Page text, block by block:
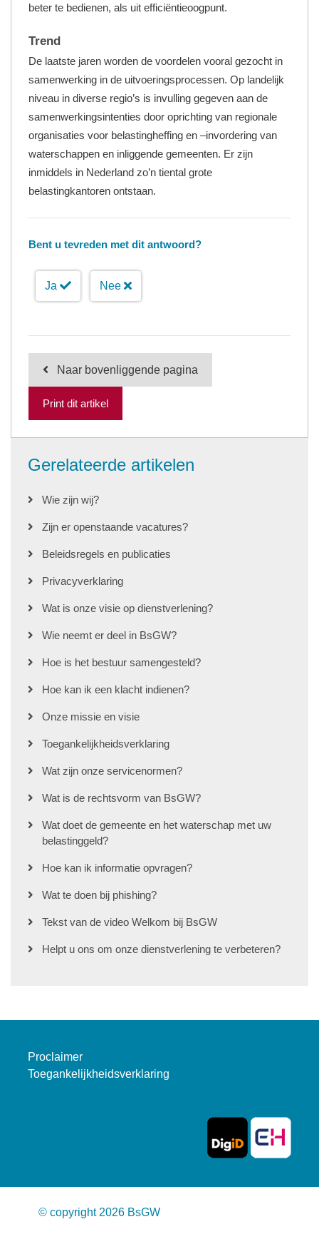
beter te bedienen, als uit efficiëntieoogpunt.
Trend
De laatste jaren worden de voordelen vooral gezocht in
samenwerking in de uitvoeringsprocessen. Op landelijk
niveau in diverse regio’s is invulling gegeven aan de
samenwerkingsintenties door oprichting van regionale
organisaties voor belastingheffing en –invordering van
waterschappen en inliggende gemeenten. Er zijn
inmiddels in Nederland zo’n tiental grote
belastingkantoren ontstaan.
Bent u tevreden met dit antwoord?
Ja Nee
Naar bovenliggende pagina
Print dit artikel
Gerelateerde artikelen
Wie zijn wij?
Zijn er openstaande vacatures?
Beleidsregels en publicaties
Privacyverklaring
Wat is onze visie op dienstverlening?
Wie neemt er deel in BsGW?
Hoe is het bestuur samengesteld?
Hoe kan ik een klacht indienen?
Onze missie en visie
Toegankelijkheidsverklaring
Wat zijn onze servicenormen?
Wat is de rechtsvorm van BsGW?
Wat doet de gemeente en het waterschap met uw
belastinggeld?
Hoe kan ik informatie opvragen?
Wat te doen bij phishing?
Tekst van de video Welkom bij BsGW
Helpt u ons om onze dienstverlening te verbeteren?
Proclaimer
Toegankelijkheidsverklaring
© copyright 2026 BsGW